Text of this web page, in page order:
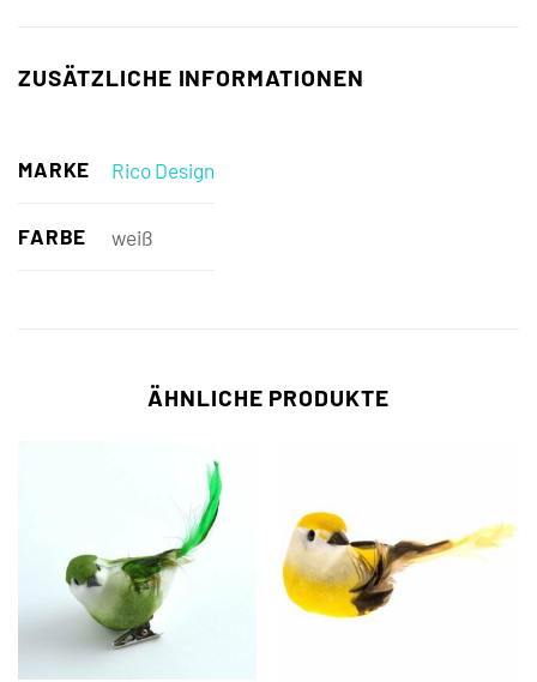
ZUSÄTZLICHE INFORMATIONEN
MARKE Rico Design
FARBE weiß
ÄHNLICHE PRODUKTE